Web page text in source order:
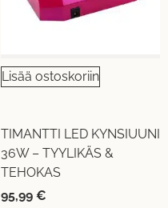
Lisää ostoskoriin
TIMANTTI LED KYNSIUUNI
36W – TYYLIKÄS &
TEHOKAS
95,99 €